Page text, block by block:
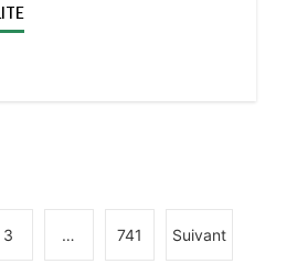
3 … 741 Suivant